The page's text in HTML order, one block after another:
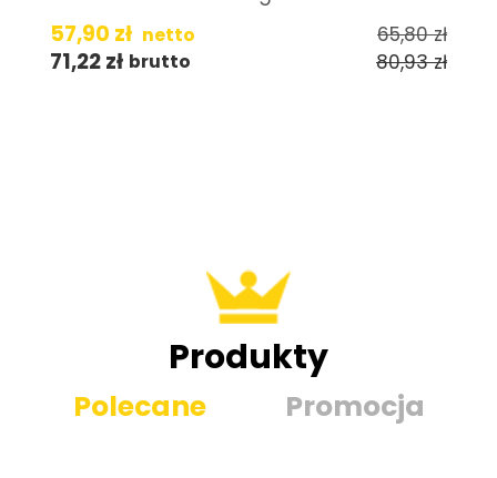
57,90 zł netto 65,80zł
71,22zł brutto 80,93zł
Produkty
Polecane Promocja